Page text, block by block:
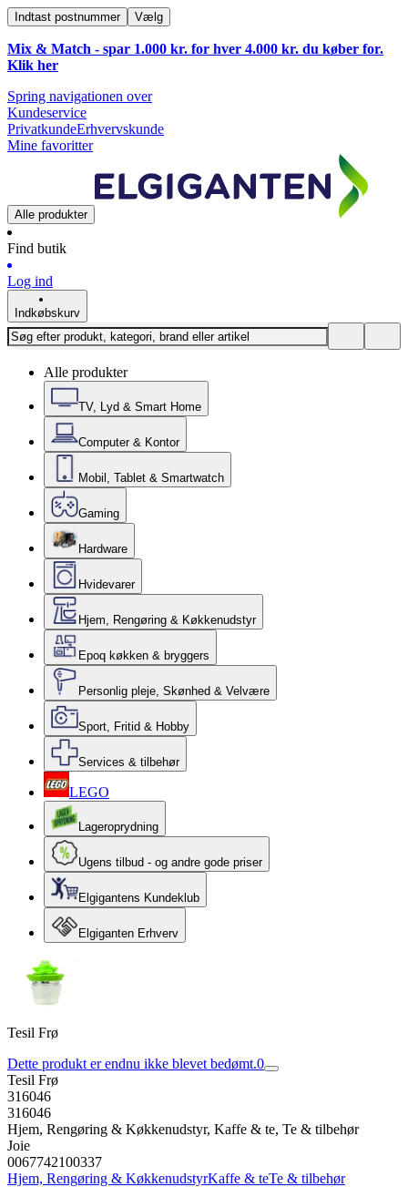
Indtast postnummer Vælg
Mix & Match - spar 1.000 kr. for hver 4.000 kr. du køber for.
Klik her
Spring navigationen over
Kundeservice
PrivatkundeErhvervskunde
Mine favoritter
Alle produkter
Find butik
Log ind
Indkøbskurv
Alle produkter
TV, Lyd & Smart Home
Computer & Kontor
Mobil, Tablet & Smartwatch
Gaming
Hardware
Hvidevarer
Hjem, Rengøring & Køkkenudstyr
Epoq køkken & bryggers
Personlig pleje, Skønhed & Velvære
Sport, Fritid & Hobby
Services & tilbehør
LEGO
Lageroprydning
Ugens tilbud - og andre gode priser
Elgigantens Kundeklub
Elgiganten Erhverv
Tesil Frø
Dette produkt er endnu ikke blevet bedømt.0
Tesil Frø
316046
316046
Hjem, Rengøring & Køkkenudstyr, Kaffe & te, Te & tilbehør
Joie
0067742100337
Hjem, Rengøring & KøkkenudstyrKaffe & teTe & tilbehør